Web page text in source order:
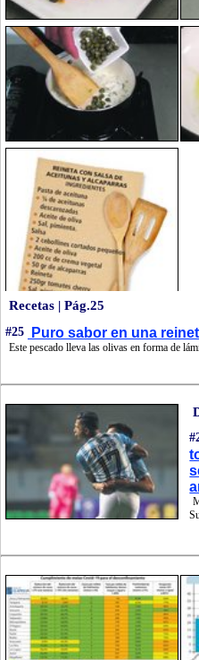
Recetas | Pág.25
#25 Puro sabor en una
Este pescado lleva las olivas en forma de